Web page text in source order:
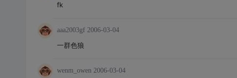
fk
aaa2003gf 2006-03-04
一群色狼
wenm_owen 2006-03-04